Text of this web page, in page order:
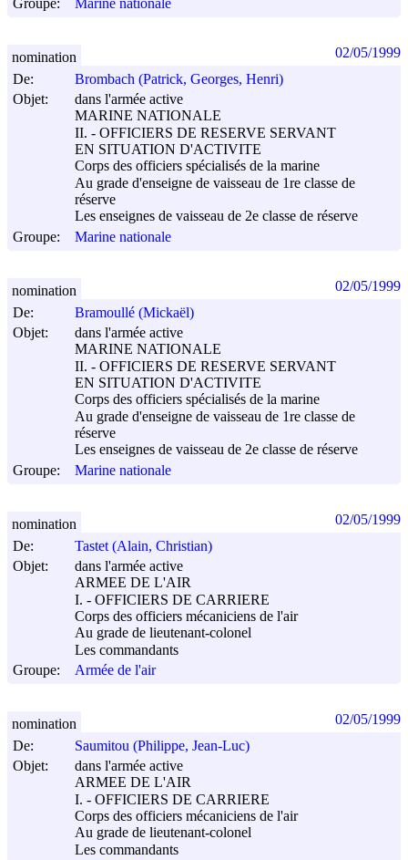
Groupe:
Marine nationale
De:
Brombach (Patrick, Georges, Henri)
Objet:
dans l'armée active
MARINE NATIONALE
II. - OFFICIERS DE RESERVE SERVANT
EN SITUATION D'ACTIVITE
Corps des officiers spécialisés de la marine
Au grade d'enseigne de vaisseau de 1re classe de
réserve
Les enseignes de vaisseau de 2e classe de réserve
Groupe:
Marine nationale
nomination 02/05/1999
De:
Bramoullé (Mickaël)
Objet:
dans l'armée active
MARINE NATIONALE
II. - OFFICIERS DE RESERVE SERVANT
EN SITUATION D'ACTIVITE
Corps des officiers spécialisés de la marine
Au grade d'enseigne de vaisseau de 1re classe de
réserve
Les enseignes de vaisseau de 2e classe de réserve
Groupe:
Marine nationale
nomination 02/05/1999
De:
Tastet (Alain, Christian)
Objet:
dans l'armée active
ARMEE DE L'AIR
I. - OFFICIERS DE CARRIERE
Corps des officiers mécaniciens de l'air
Au grade de lieutenant-colonel
Les commandants
Groupe:
Armée de l'air
nomination 02/05/1999
De:
Saumitou (Philippe, Jean-Luc)
Objet:
dans l'armée active
ARMEE DE L'AIR
I. - OFFICIERS DE CARRIERE
Corps des officiers mécaniciens de l'air
Au grade de lieutenant-colonel
Les commandants
nomination 02/05/1999